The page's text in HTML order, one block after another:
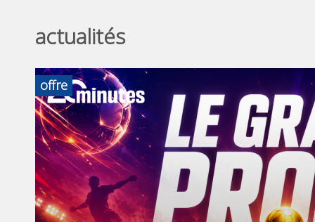
actualités
offre